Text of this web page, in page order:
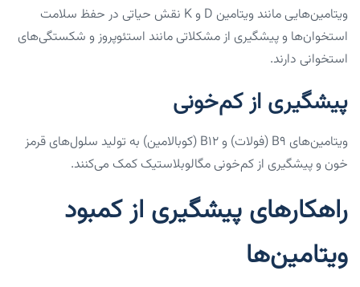
ویتامین‌هایی مانند ویتامین D و K نقش حیاتی در حفظ سلامت
استخوان‌ها و پیشگیری از مشکلاتی مانند استئوپروز و شکستگی‌های
استخوانی دارند.
پیشگیری از کم‌خونی
ویتامین‌های B9 (فولات) و B12 (کوبالامین) به تولید سلول‌های قرمز
خون و پیشگیری از کم‌خونی مگالوبلاستیک کمک می‌کنند.
راهکارهای پیشگیری از کمبود
ویتامین‌ها